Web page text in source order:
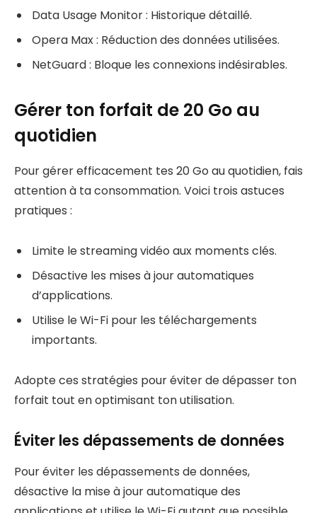
Data Usage Monitor : Historique détaillé.
Opera Max : Réduction des données utilisées.
NetGuard : Bloque les connexions indésirables.
Gérer ton forfait de 20 Go au
quotidien
Pour gérer efficacement tes 20 Go au quotidien, fais
attention à ta consommation. Voici trois astuces
pratiques :
Limite le streaming vidéo aux moments clés.
Désactive les mises à jour automatiques
d’applications.
Utilise le Wi-Fi pour les téléchargements
importants.
Adopte ces stratégies pour éviter de dépasser ton
forfait tout en optimisant ton utilisation.
Éviter les dépassements de données
Pour éviter les dépassements de données,
désactive la mise à jour automatique des